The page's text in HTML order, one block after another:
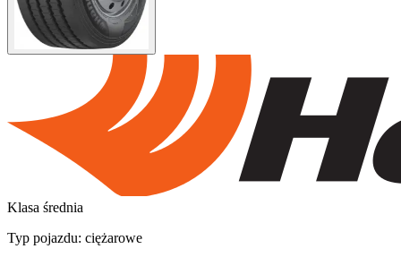
Klasa średnia
Typ pojazdu: ciężarowe